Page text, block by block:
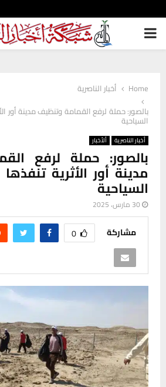
PRIMARY
Home
أخبار الناصرية
بالصور: حملة لرفع القمامة وتنظيف مدينة أور
السياحية
أخبار الناصرية ألأخبار
بالصور: حملة لرفع
مدينة أور الأثرية
السياحية
30 مارس، 2025
مشاركة 0